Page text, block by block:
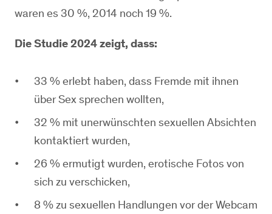
waren es 30 %, 2014 noch 19 %.
Die Studie 2024 zeigt, dass:
33 % erlebt haben, dass Fremde mit ihnen
über Sex sprechen wollten,
32 % mit unerwünschten sexuellen Absichten
kontaktiert wurden,
26 % ermutigt wurden, erotische Fotos von
sich zu verschicken,
8 % zu sexuellen Handlungen vor der Webcam